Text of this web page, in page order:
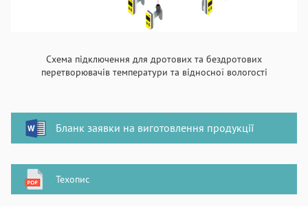
Схема підключення для дротових та бездротових
перетворювачів температури та відносної вологості
Бланк заявки на виготовлення продукції
Техопис